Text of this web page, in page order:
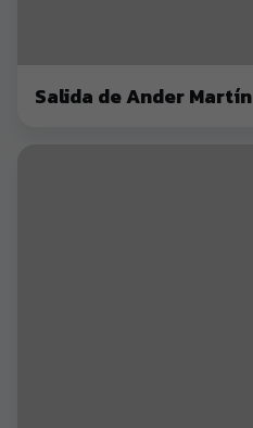
Salida de Ander Martín